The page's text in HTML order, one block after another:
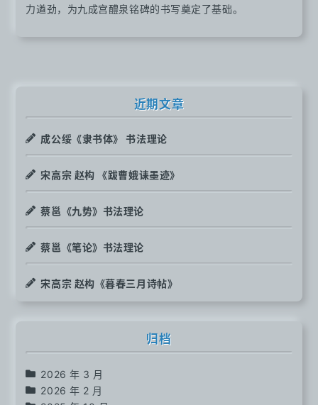
力遒劲，为九成宫醴泉铭碑的书写奠定了基础。
近期文章
成公绥《隶书体》 书法理论
宋高宗 赵构 《跋曹娥诔墨迹》
蔡邕《九势》书法理论
蔡邕《笔论》书法理论
宋高宗 赵构《暮春三月诗帖》
归档
2026 年 3 月
2026 年 2 月